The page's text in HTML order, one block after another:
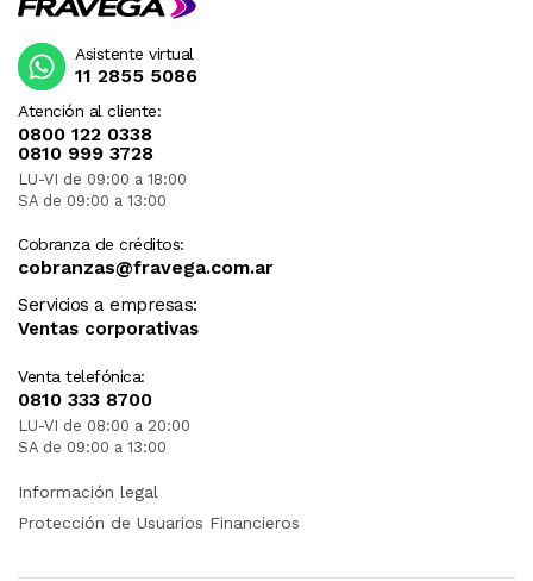
Atención al cliente:
0800 122 0338
0810 999 3728
LU-VI de 09:00 a 18:00
SA de 09:00 a 13:00
Cobranza de créditos:
cobranzas@fravega.com.ar
Servicios a empresas:
Ventas corporativas
Venta telefónica:
0810 333 8700
LU-VI de 08:00 a 20:00
SA de 09:00 a 13:00
Asistente virtual
11 2855 5086
Información legal
Protección de Usuarios Financieros